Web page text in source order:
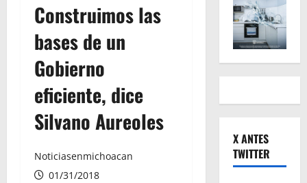
Construimos las
bases de un
Gobierno
eficiente, dice
Silvano Aureoles
Noticiasenmichoacan
01/31/2018
X ANTES
TWITTER